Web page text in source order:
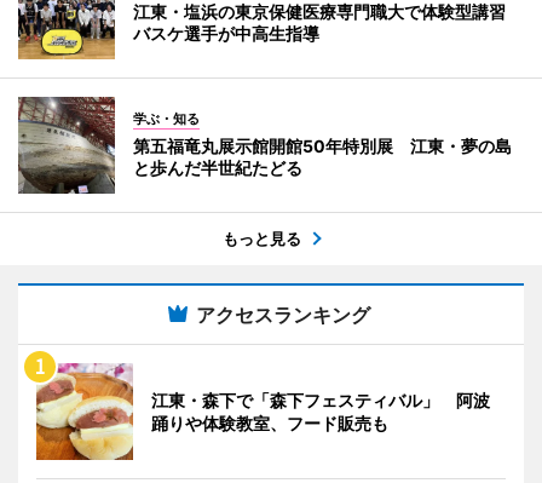
江東・塩浜の東京保健医療専門職大で体験型講習
バスケ選手が中高生指導
学ぶ・知る
第五福竜丸展示館開館50年特別展 江東・夢の島
と歩んだ半世紀たどる
もっと見る
アクセスランキング
江東・森下で「森下フェスティバル」 阿波
踊りや体験教室、フード販売も